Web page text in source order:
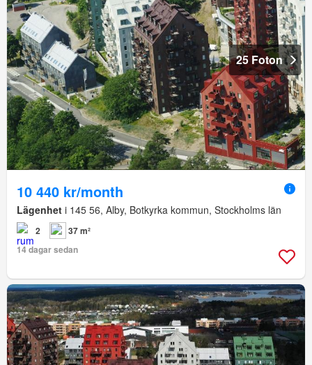
25 Foton
10 440 kr/month
Lägenhet i 145 56, Alby, Botkyrka kommun, Stockholms län
2
37 m²
14 dagar sedan